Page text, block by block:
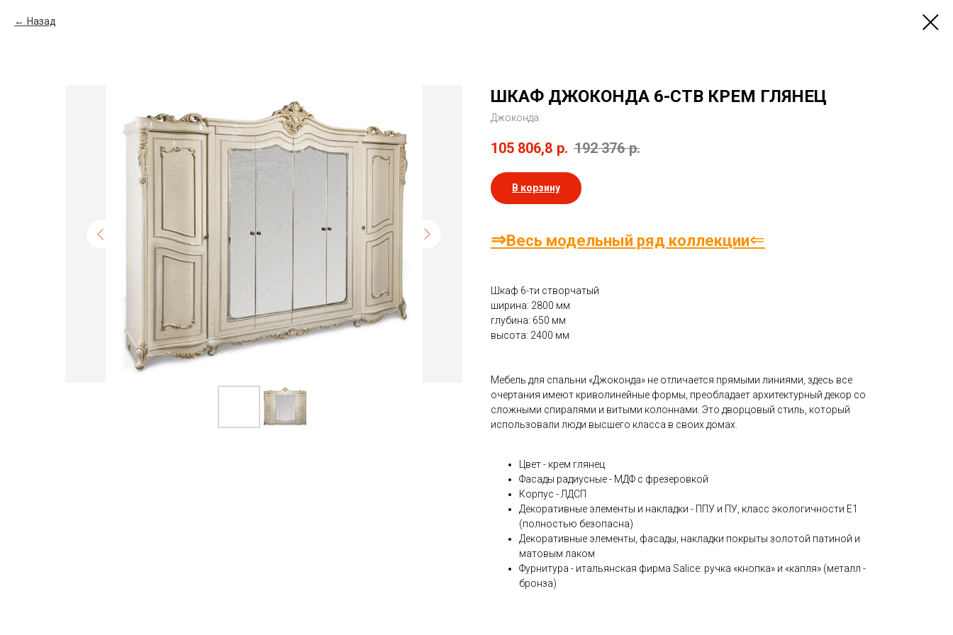
Назад
ШКАФ ДЖОКОНДА 6-СТВ КРЕМ ГЛЯНЕЦ
Джоконда
105 806,8 р. 192 376 р.
В корзину
⇒Весь модельный ряд коллекции⇐
Шкаф 6-ти створчатый
ширина: 2800 мм
глубина: 650 мм
высота: 2400 мм
Мебель для спальни «Джоконда» не отличается прямыми линиями, здесь все
очертания имеют криволинейные формы, преобладает архитектурный декор со
сложными спиралями и витыми колоннами. Это дворцовый стиль, который
использовали люди высшего класса в своих домах.
Цвет - крем глянец
Фасады радиусные - МДФ с фрезеровкой
Корпус - ЛДСП
Декоративные элементы и накладки - ППУ и ПУ, класс экологичности Е1
(полностью безопасна)
Декоративные элементы, фасады, накладки покрыты золотой патиной и
матовым лаком
Фурнитура - итальянская фирма Salice: ручка «кнопка» и «капля» (металл -
бронза)